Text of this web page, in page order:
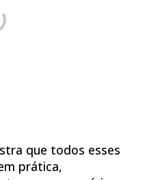
que todos esses
prática,